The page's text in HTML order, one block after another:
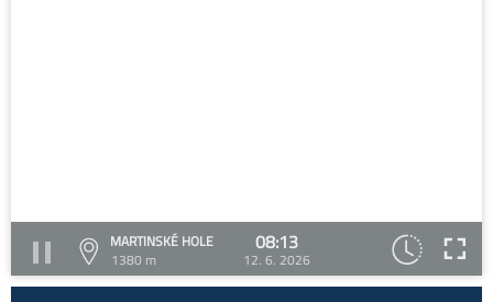
MARTINSKÉ HOLE
1380 m
08:13
12. 6. 2026